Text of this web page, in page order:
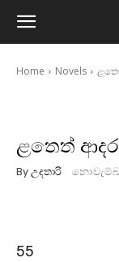
Home Novels
ළතෙත් ආදර
By උදතාරි
55